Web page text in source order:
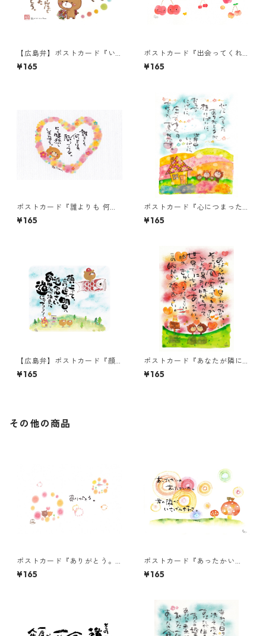
【広島弁】ポストカード『い
つもは恥ずかしゅーて』
¥165
ポストカード『出会ってくれ
て ありがとう。』
¥165
ポストカード『誰よりも 何よ
りも・・・』
¥165
ポストカード『心につまった
ありがとうが・・・』
¥165
【広島弁】ポストカード『顔
上げて、真っ直ぐ明日へ進み
んさい。・・・』
¥165
ポストカード『あなたが隣に
いてくれるから、・・・』
¥165
その他の商品
ポストカード『ありがとう。
(トンボ)』
¥165
ポストカード『あったかい
の、あったかいの。』
¥165